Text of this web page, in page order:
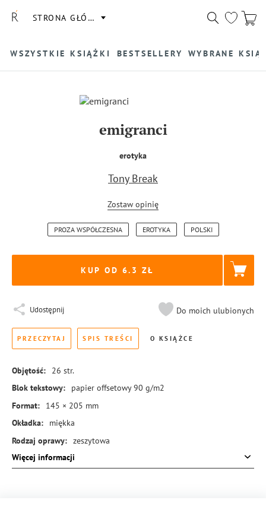
STRONA GŁÓWNA
WSZYSTKIE KSIĄŻKI BESTSELLERY WYBRANE
emigranci
erotyka
Tony Break
Zostaw opinię
PROZA WSPÓŁCZESNA EROTYKA POLSKI
KUP OD 6.3
Udostępnij Do moich ulubionych
PRZECZYTAJ SPIS TREŚCI O KSIĄŻCE
Objętość: 26 str.
Blok tekstowy:
papier offsetowy 90 g/m2
Format:
145 × 205 mm
Okładka:
miękka
Rodzaj oprawy: zeszytowa
ISBN:
978-83-8324-283-5
Więcej informacji